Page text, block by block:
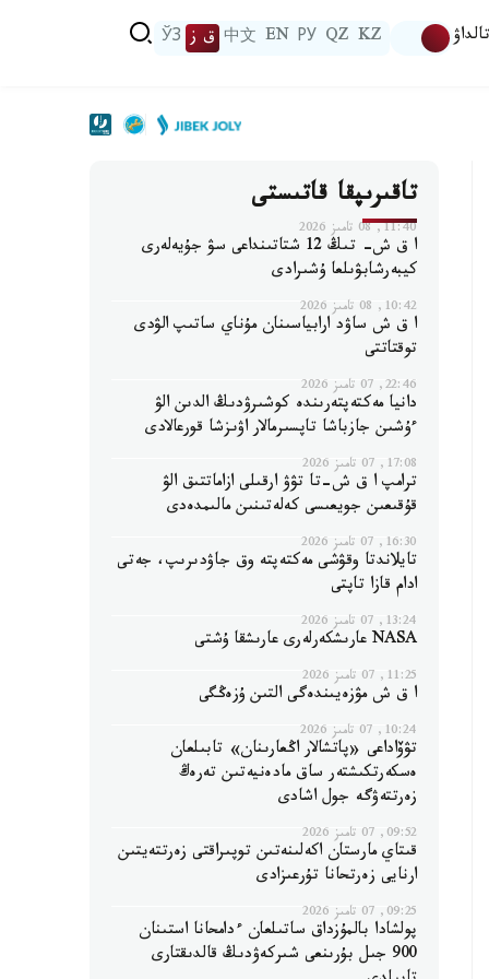
تالداۋ KZ
QZ
РУ
EN
中文 ق ز ЎЗ
تاقىرىپقا قاتىستى
11:40, 08 تامىز 2026
ا ق ش- تىڭ 12 شتاتىنداعى سۋ جۇيەلەرى
كيبەرشابۋىلعا ۇشىرادى
10:42, 08 تامىز 2026
ا ق ش ساۋد ارابياسىنان مۇناي ساتىپ الۋدى
توقتاتتى
22:46, 07 تامىز 2026
دانيا مەكتەپتەرىندە كوشىرۋدىڭ الدىن الۋ
ءۇشىن جازباشا تاپسىرمالار اۋىزشا قورعالادى
17:08, 07 تامىز 2026
ترامپ ا ق ش-تا تۋۋ ارقىلى ازاماتتىق الۋ
قۇقىعىن جويعىسى كەلەتىنىن مالىمدەدى
16:30, 07 تامىز 2026
تايلاندتا وقۋشى مەكتەپتە وق جاۋدىرىپ، جەتى
ادام قازا تاپتى
13:24, 07 تامىز 2026
NASA عارىشكەرلەرى عارىشقا ۇشتى
11:25, 07 تامىز 2026
ا ق ش مۋزەيىندەگى التىن ۇزەڭگى
10:24, 07 تامىز 2026
تۋۆاداعى «پاتشالار اڭعارىنان» تابىلعان
ەسكەرتكىشتەر ساق مادەنيەتىن تەرەڭ
زەرتتەۋگە جول اشادى
09:52, 07 تامىز 2026
قىتاي مارستان اكەلىنەتىن توپىراقتى زەرتتەيتىن
ارنايى زەرتحانا تۇرعىزادى
09:25, 07 تامىز 2026
پولشادا بالمۇزداق ساتىلعان ءدامحانا استىنان
900 جىل بۇرىنعى شىركەۋدىڭ قالدىقتارى